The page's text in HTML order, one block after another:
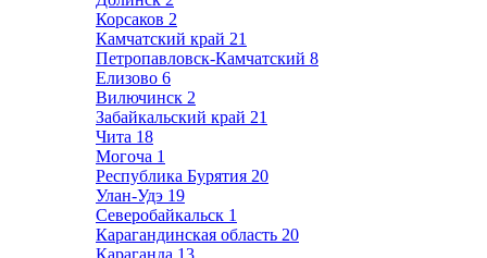
Корсаков 2
Камчатский край 21
Петропавловск-Камчатский 8
Елизово 6
Вилючинск 2
Забайкальский край 21
Чита 18
Могоча 1
Республика Бурятия 20
Улан-Удэ 19
Северобайкальск 1
Карагандинская область 20
Караганда 13